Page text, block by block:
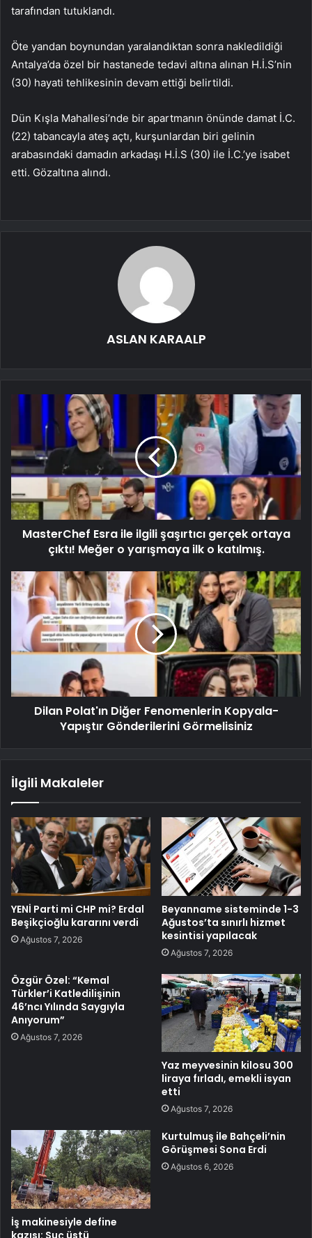
tarafından tutuklandı.
Öte yandan boynundan yaralandıktan sonra nakledildiği
Antalya’da özel bir hastanede tedavi altına alınan H.İ.S’nin
(30) hayati tehlikesinin devam ettiği belirtildi.
Dün Kışla Mahallesi’nde bir apartmanın önünde damat İ.C.
(22) tabancayla ateş açtı, kurşunlardan biri gelinin
arabasındaki damadın arkadaşı H.İ.S (30) ile İ.C.’ye isabet
etti. Gözaltına alındı.
ASLAN KARAALP
MasterChef Esra ile ilgili şaşırtıcı gerçek ortaya
çıktı! Meğer o yarışmaya ilk o katılmış.
Dilan Polat'ın Diğer Fenomenlerin Kopyala-
Yapıştır Gönderilerini Görmelisiniz
İlgili Makaleler
YENİ Parti mi CHP mi? Erdal
Beşikçioğlu kararını verdi
Ağustos 7, 2026
Beyanname sisteminde 1-3
Ağustos’ta sınırlı hizmet
kesintisi yapılacak
Ağustos 7, 2026
Özgür Özel: “Kemal
Türkler’i Katledilişinin
46’ncı Yılında Saygıyla
Anıyorum”
Ağustos 7, 2026
Yaz meyvesinin kilosu 300
liraya fırladı, emekli isyan
etti
Ağustos 7, 2026
İş makinesiyle define
Kurtulmuş ile Bahçeli’nin
Görüşmesi Sona Erdi
Ağustos 6, 2026